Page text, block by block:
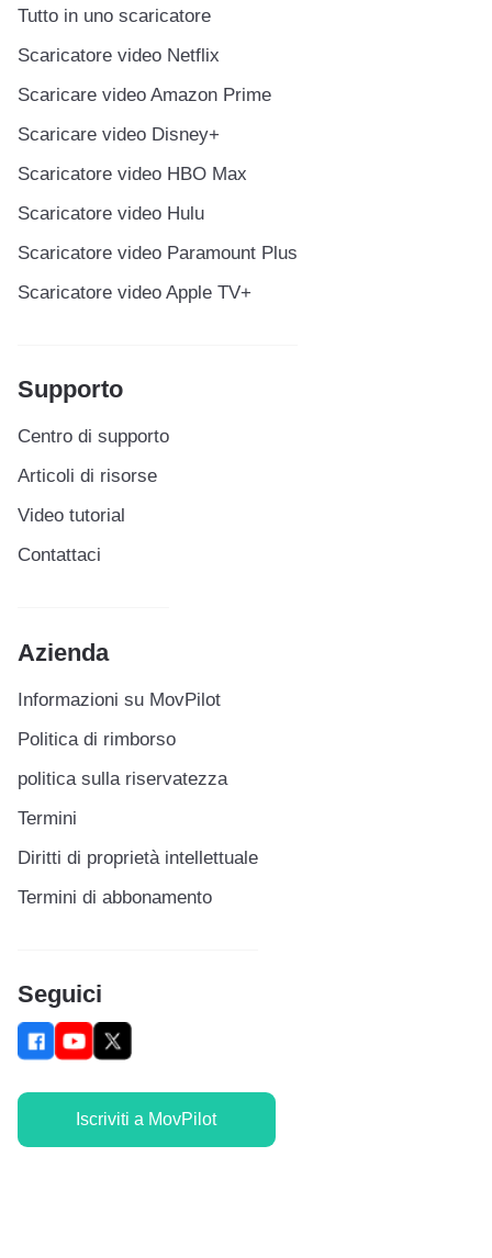
Tutto in uno scaricatore
Scaricatore video Netflix
Scaricare video Amazon Prime
Scaricare video Disney+
Scaricatore video HBO Max
Scaricatore video Hulu
Scaricatore video Paramount Plus
Scaricatore video Apple TV+
Supporto
Centro di supporto
Articoli di risorse
Video tutorial
Contattaci
Azienda
Informazioni su MovPilot
Politica di rimborso
politica sulla riservatezza
Termini
Diritti di proprietà intellettuale
Termini di abbonamento
Seguici
Iscriviti a MovPilot